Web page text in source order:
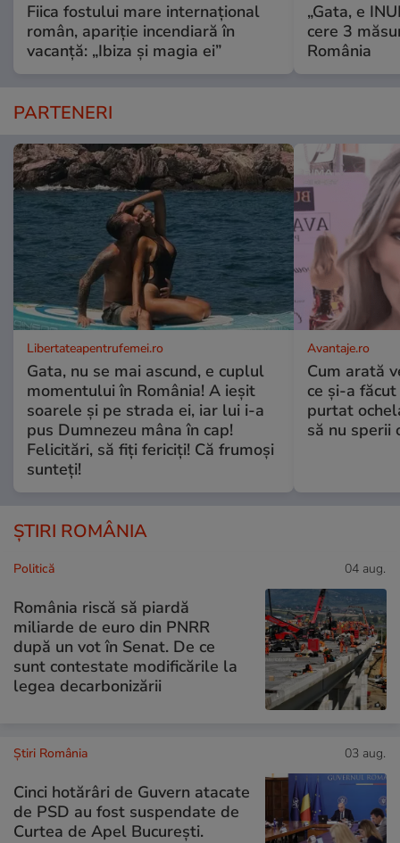
Fiica fostului mare internațional
român, apariție incendiară în
vacanță: „Ibiza și magia ei”
„Gata, e
cere 3
România
PARTENERI
Libertateapentrufemei.ro
Gata, nu se mai ascund, e cuplul
momentului în România! A ieșit
soarele și pe strada ei, iar lui i-a
pus Dumnezeu mâna în cap!
Felicitări, să fiți fericiți! Că frumoși
sunteți!
Avantaje.ro
Cum arată
ce și-a
purtat
să nu sperii
ȘTIRI ROMÂNIA
Politică 04 aug.
România riscă să piardă
miliarde de euro din PNRR
după un vot în Senat. De ce
sunt contestate modificările la
legea decarbonizării
Știri România 03 aug.
Cinci hotărâri de Guvern atacate
de PSD au fost suspendate de
Curtea de Apel București.